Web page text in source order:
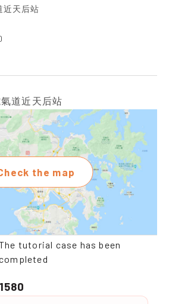
近天后站
道近天后站
the map
tutorial case has been